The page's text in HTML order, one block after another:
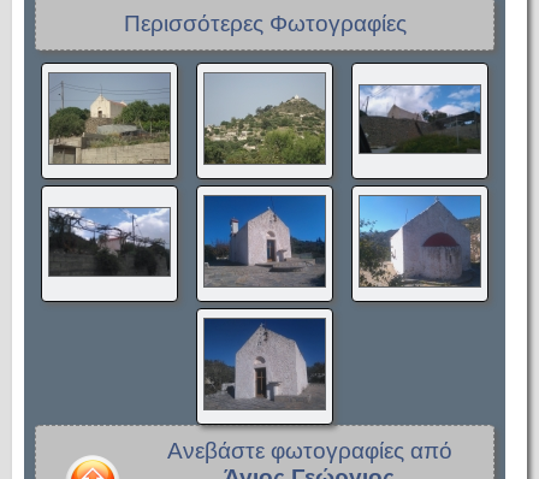
Περισσότερες Φωτογραφίες
Ανεβάστε φωτογραφίες από